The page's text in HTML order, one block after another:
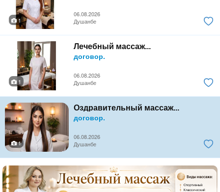
06.08.2026
1
Душанбе
Лечебный массаж...
договор.
06.08.2026
1
Душанбе
Оздравительный массаж...
договор.
06.08.2026
1
Душанбе